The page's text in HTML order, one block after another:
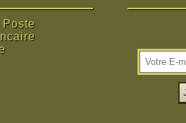
Poste